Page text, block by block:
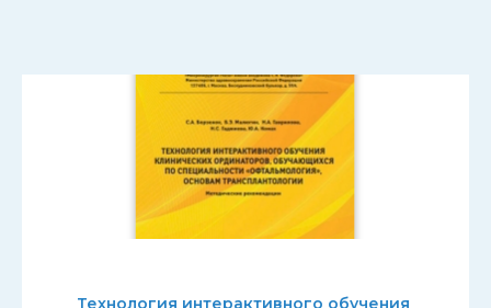
Технология интерактивного обучения